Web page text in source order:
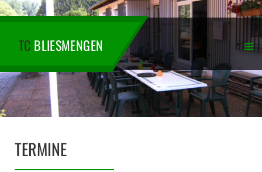
TC BLIESMENGEN
TERMINE